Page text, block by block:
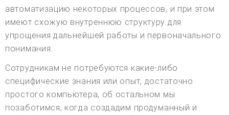
автоматизацию некоторых процессов, и при этом
имеют схожую внутреннюю структуру для
упрощения дальнейшей работы и первоначального
понимания.
Сотрудникам не потребуются какие-либо
специфические знания или опыт, достаточно
простого компьютера, об остальном мы
позаботимся, когда создадим продуманный и